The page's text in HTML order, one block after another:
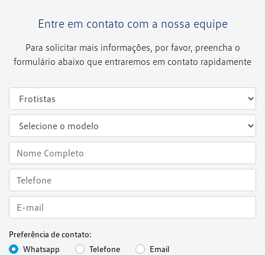
Entre em contato com a nossa equipe
Para solicitar mais informações, por favor, preencha o
formulário abaixo que entraremos em contato rapidamente
Preferência de contato:
Whatsapp
Telefone Email